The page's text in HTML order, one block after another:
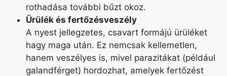
rothadása további bűzt okoz.
Ürülék és fertőzésveszély
A nyest jellegzetes, csavart formájú ürüléket
hagy maga után. Ez nemcsak kellemetlen,
hanem veszélyes is, mivel parazitákat (például
galandférget) hordozhat, amelyek fertőzést